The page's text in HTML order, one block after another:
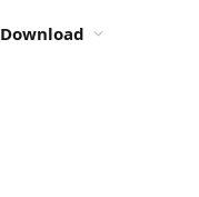
Download